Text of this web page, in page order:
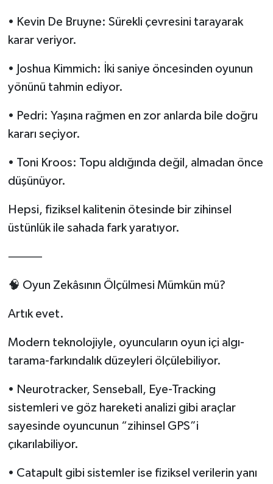
• Kevin De Bruyne: Sürekli çevresini tarayarak
karar veriyor.
• Joshua Kimmich: İki saniye öncesinden oyunun
yönünü tahmin ediyor.
• Pedri: Yaşına rağmen en zor anlarda bile doğru
kararı seçiyor.
• Toni Kroos: Topu aldığında değil, almadan önce
düşünüyor.
Hepsi, fiziksel kalitenin ötesinde bir zihinsel
üstünlük ile sahada fark yaratıyor.
⸻
🧠 Oyun Zekâsının Ölçülmesi Mümkün mü?
Artık evet.
Modern teknolojiyle, oyuncuların oyun içi algı-
tarama-farkındalık düzeyleri ölçülebiliyor.
• Neurotracker, Senseball, Eye-Tracking
sistemleri ve göz hareketi analizi gibi araçlar
sayesinde oyuncunun “zihinsel GPS”i
çıkarılabiliyor.
• Catapult gibi sistemler ise fiziksel verilerin yanı